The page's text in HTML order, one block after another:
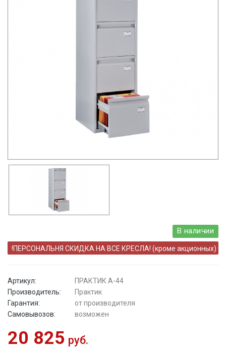
В наличии
!ПЕРСОНАЛЬНЯ СКИДКА НА ВСЕ КРЕСЛА! (кроме акционных)
Артикул:
ПРАКТИК А-44
Производитель:
Практик
Гарантия:
от производителя
Самовывозов:
возможен
20 825 руб.